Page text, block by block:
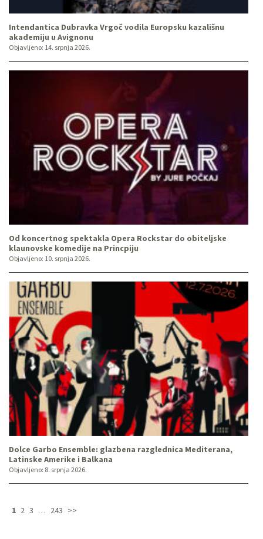
Intendantica Dubravka Vrgoč vodila Europsku kazališnu
akademiju u Avignonu
Objavljeno: 14. srpnja 2026.
Od koncertnog spektakla Opera Rockstar do obiteljske
klaunovske komedije na Princpiju
Objavljeno: 10. srpnja 2026.
Dolce Garbo Ensemble: glazbena razglednica Mediterana,
Latinske Amerike i Balkana
Objavljeno: 8. srpnja 2026.
1 2 3 … 243 >>